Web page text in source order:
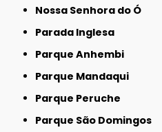
Nossa Senhora do Ó
Parada Inglesa
Parque Anhembi
Parque Mandaqui
Parque Peruche
Parque São Domingos